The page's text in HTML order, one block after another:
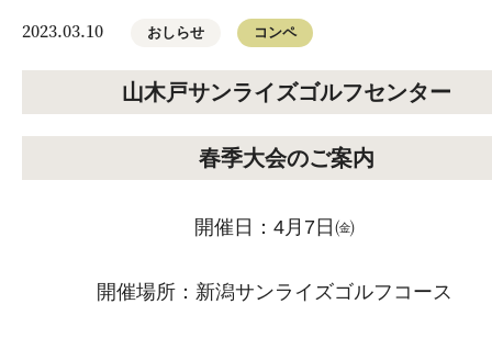
2023.03.10 おしらせ コンペ
山木戸サンライズゴルフセンター
春季大会のご案内
開催日：4月7日㈮
開催場所：新潟サンライズゴルフコース